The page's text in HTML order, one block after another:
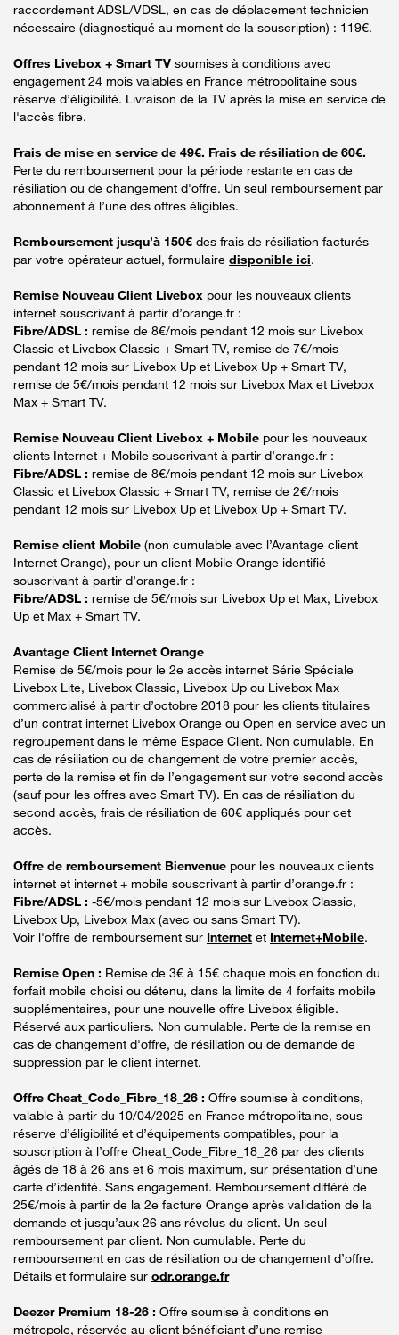
raccordement ADSL/VDSL, en cas de déplacement technicien
nécessaire (diagnostiqué au moment de la souscription) : 119€.
Offres Livebox + Smart TV soumises à conditions avec
engagement 24 mois valables en France métropolitaine sous
réserve d’éligibilité. Livraison de la TV après la mise en service de
l'accès fibre.
Frais de mise en service de 49€. Frais de résiliation de 60€.
Perte du remboursement pour la période restante en cas de
résiliation ou de changement d'offre. Un seul remboursement par
abonnement à l’une des offres éligibles.
Remboursement jusqu’à 150€ des frais de résiliation facturés
par votre opérateur actuel, formulaire disponible ici.
Remise Nouveau Client Livebox pour les nouveaux clients
internet souscrivant à partir d’orange.fr :
Fibre/ADSL : remise de 8€/mois pendant 12 mois sur Livebox
Classic et Livebox Classic + Smart TV, remise de 7€/mois
pendant 12 mois sur Livebox Up et Livebox Up + Smart TV,
remise de 5€/mois pendant 12 mois sur Livebox Max et Livebox
Max + Smart TV.
Remise Nouveau Client Livebox + Mobile pour les nouveaux
clients Internet + Mobile souscrivant à partir d’orange.fr :
Fibre/ADSL : remise de 8€/mois pendant 12 mois sur Livebox
Classic et Livebox Classic + Smart TV, remise de 2€/mois
pendant 12 mois sur Livebox Up et Livebox Up + Smart TV.
Remise client Mobile (non cumulable avec l’Avantage client
Internet Orange), pour un client Mobile Orange identifié
souscrivant à partir d’orange.fr :
Fibre/ADSL : remise de 5€/mois sur Livebox Up et Max, Livebox
Up et Max + Smart TV.
Avantage Client Internet Orange
Remise de 5€/mois pour le 2e accès internet Série Spéciale
Livebox Lite, Livebox Classic, Livebox Up ou Livebox Max
commercialisé à partir d’octobre 2018 pour les clients titulaires
d’un contrat internet Livebox Orange ou Open en service avec un
regroupement dans le même Espace Client. Non cumulable. En
cas de résiliation ou de changement de votre premier accès,
perte de la remise et fin de l’engagement sur votre second accès
(sauf pour les offres avec Smart TV). En cas de résiliation du
second accès, frais de résiliation de 60€ appliqués pour cet
accès.
Offre de remboursement Bienvenue pour les nouveaux clients
internet et internet + mobile souscrivant à partir d’orange.fr :
Fibre/ADSL : -5€/mois pendant 12 mois sur Livebox Classic,
Livebox Up, Livebox Max (avec ou sans Smart TV).
Voir l'offre de remboursement sur Internet et Internet+Mobile.
Remise Open : Remise de 3€ à 15€ chaque mois en fonction du
forfait mobile choisi ou détenu, dans la limite de 4 forfaits mobile
supplémentaires, pour une nouvelle offre Livebox éligible.
Réservé aux particuliers. Non cumulable. Perte de la remise en
cas de changement d'offre, de résiliation ou de demande de
suppression par le client internet.
Offre Cheat_Code_Fibre_18_26 : Offre soumise à conditions,
valable à partir du 10/04/2025 en France métropolitaine, sous
réserve d’éligibilité et d’équipements compatibles, pour la
souscription à l’offre Cheat_Code_Fibre_18_26 par des clients
âgés de 18 à 26 ans et 6 mois maximum, sur présentation d’une
carte d’identité. Sans engagement. Remboursement différé de
25€/mois à partir de la 2e facture Orange après validation de la
demande et jusqu’aux 26 ans révolus du client. Un seul
remboursement par client. Non cumulable. Perte du
remboursement en cas de résiliation ou de changement d’offre.
Détails et formulaire sur odr.orange.fr
Deezer Premium 18-26 : Offre soumise à conditions en
métropole, réservée au client bénéficiant d’une remise